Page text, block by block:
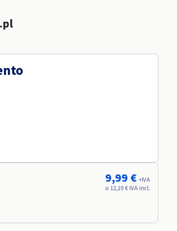
9,99 € +IVA
o 12,19 € IVA incl.